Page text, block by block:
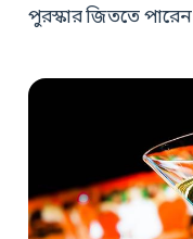
পুরস্কার জিততে